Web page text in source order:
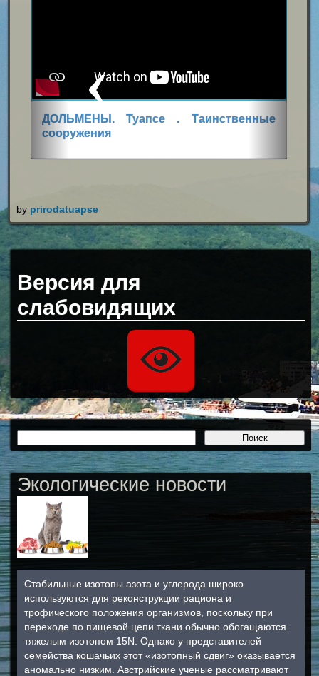
ДОЛЬМЕНЫ. Туапсе . Таинственные
сооружения
by prirodatuapse
Версия для
слабовидящих
Экологические новости
Стабильные изотопы азота и углерода широко
используются для реконструкции рациона и
трофического положения организмов, поскольку при
переходе по пищевой цепи ткани обычно обогащаются
тяжелым изотопом 15N. Однако у представителей
семейства кошачьих этот «изотопный сдвиг» оказывается
аномально низким. Австрийские ученые рассматривают